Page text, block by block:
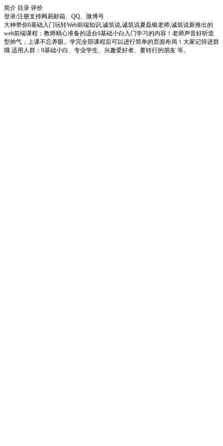
简介 目录 评价
登录/注册支持网易邮箱、QQ、微博号
大神带你0基础入门玩转Web前端知识,诚筑说,诚筑说夏磊银老师,诚筑说新推出的
web前端课程：教师精心准备的适合0基础小白入门学习的内容！老师声音好听造
型帅气，上课不忘养眼。学完全部课程后可以进行简单的页面布局！大家记得进群
哦 适用人群：0基础小白、专业学生、兴趣爱好者、要转行的朋友 等。